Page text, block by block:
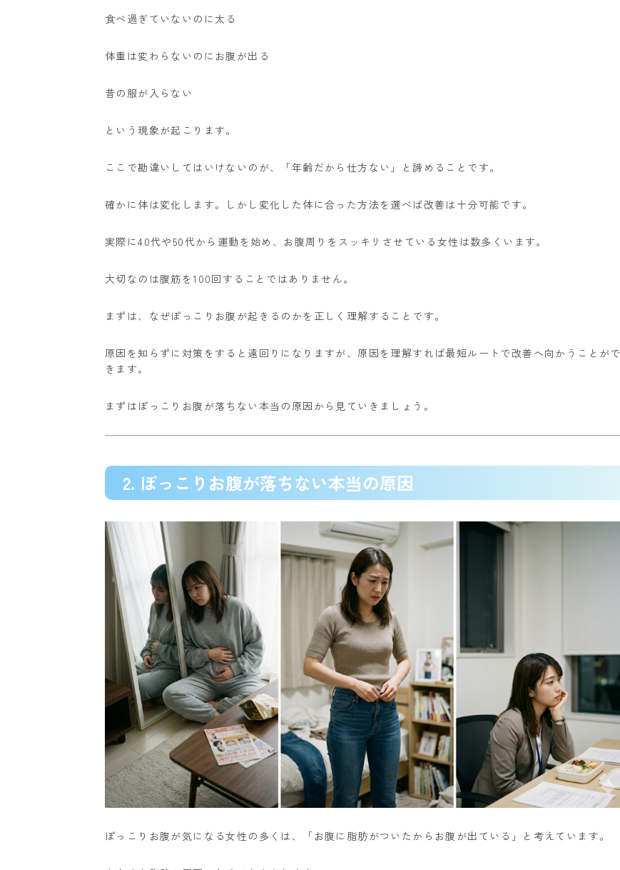
食べ過ぎていないのに太る
体重は変わらないのにお腹が出る
昔の服が入らない
という現象が起こります。
ここで勘違いしてはいけないのが、「年齢だから仕方ない」と諦めることです。
確かに体は変化します。しかし変化した体に合った方法を選べば改善は十分可能です。
実際に40代や50代から運動を始め、お腹周りをスッキリさせている女性は数多くいます。
大切なのは腹筋を100回することではありません。
まずは、なぜぽっこりお腹が起きるのかを正しく理解することです。
原因を知らずに対策をすると遠回りになりますが、原因を理解すれば最短ルートで改善へ向かうことがで
きます。
まずはぽっこりお腹が落ちない本当の原因から見ていきましょう。
2. ぽっこりお腹が落ちない本当の原因
ぽっこりお腹が気になる女性の多くは、「お腹に脂肪がついたからお腹が出ている」と考えています。